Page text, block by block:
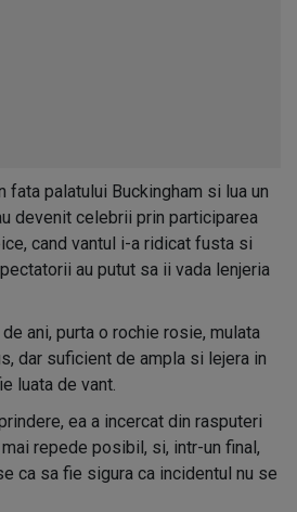
fata palatului Buckingham si lua un
devenit celebrii prin participarea
cand vantul i-a ridicat fusta si
au putut sa ii vada lenjeria
ani, purta o rochie rosie, mulata
dar suficient de ampla si lejera in
luata de vant.
ea a incercat din rasputeri
repede posibil, si, intr-un final,
ca sa fie sigura ca incidentul nu se